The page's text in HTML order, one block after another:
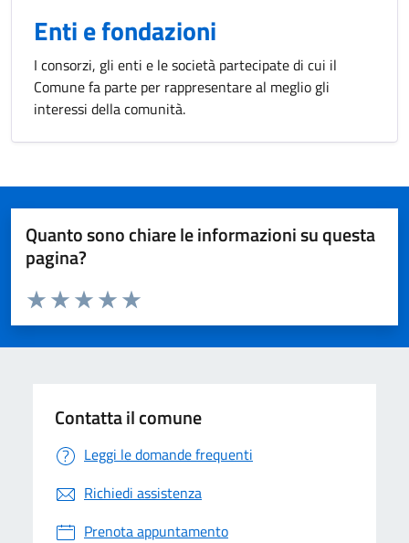
Enti e fondazioni
I consorzi, gli enti e le società partecipate di cui il
Comune fa parte per rappresentare al meglio gli
interessi della comunità.
Quanto sono chiare le informazioni su questa
pagina?
Valuta da 1 a 5 stelle la pagina
Valuta 5 stelle su 5
Valuta 4 stelle su 5
Valuta 3 stelle su 5
Valuta 2 stelle su 5
Valuta 1 stelle su 5
Contatta il comune
Leggi le domande frequenti
Richiedi assistenza
Prenota appuntamento